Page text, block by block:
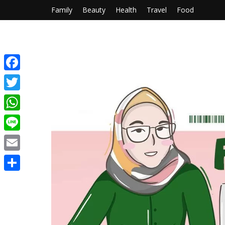
Family Beauty Health Travel Food
Facebook
Twitter
WhatsApp
Line
Email